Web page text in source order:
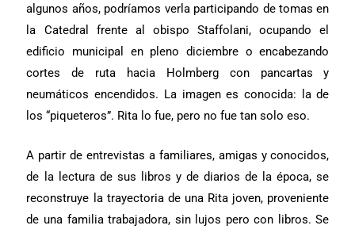
algunos años, podríamos verla participando de tomas en
la Catedral frente al obispo Staffolani, ocupando el
edificio municipal en pleno diciembre o encabezando
cortes de ruta hacia Holmberg con pancartas y
neumáticos encendidos. La imagen es conocida: la de
los “piqueteros”. Rita lo fue, pero no fue tan solo eso.
A partir de entrevistas a familiares, amigas y conocidos,
de la lectura de sus libros y de diarios de la época, se
reconstruye la trayectoria de una Rita joven, proveniente
de una familia trabajadora, sin lujos pero con libros. Se